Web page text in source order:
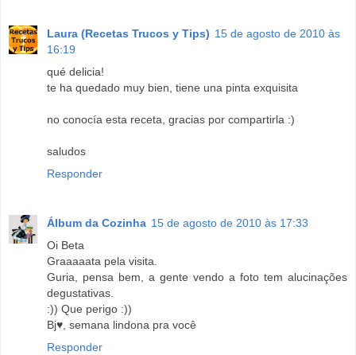
Laura (Recetas Trucos y Tips) 15 de agosto de 2010 às
16:19
qué delicia!
te ha quedado muy bien, tiene una pinta exquisita
no conocía esta receta, gracias por compartirla :)
saludos
Responder
Álbum da Cozinha 15 de agosto de 2010 às 17:33
Oi Beta
Graaaaata pela visita.
Guria, pensa bem, a gente vendo a foto tem alucinações
degustativas.
:)) Que perigo :))
Bj♥, semana lindona pra você
Responder